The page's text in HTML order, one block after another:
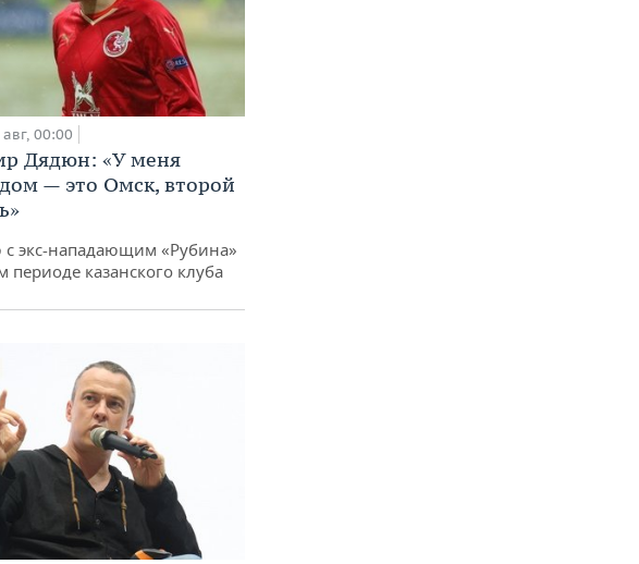
00:00
Дядюн: «У меня
— это Омск, второй
экс-нападающим «Рубина»
периоде казанского клуба